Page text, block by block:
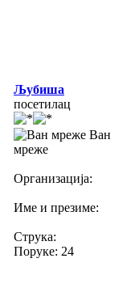
Љубиша
посетилац
Ван
мреже
Организација:
Име и презиме:
Струка:
Поруке: 24